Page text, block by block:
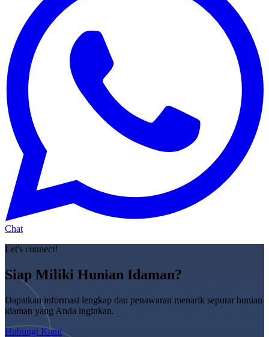
Chat
Let's connect!
Siap Miliki Hunian Idaman?
Dapatkan informasi lengkap dan penawaran menarik seputar hunian
idaman yang Anda inginkan.
Hubungi Kami